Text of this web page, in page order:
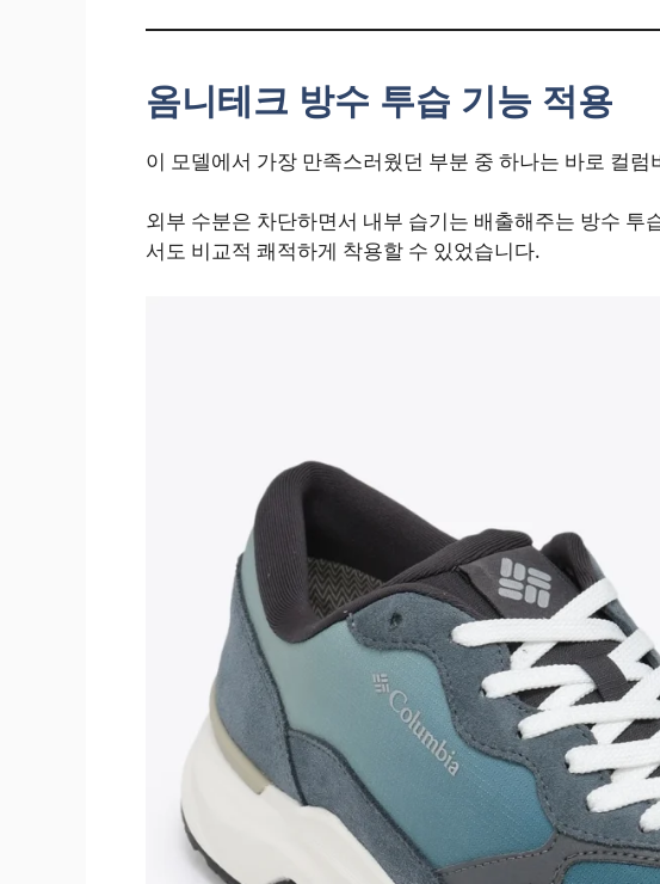
옴니테크 방수 투습 기능 적용
이 모델에서 가장 만족스러웠던 부분 중 하나는 바로 컬
외부 수분은 차단하면서 내부 습기는 배출해주는 방수 투
서도 비교적 쾌적하게 착용할 수 있었습니다.